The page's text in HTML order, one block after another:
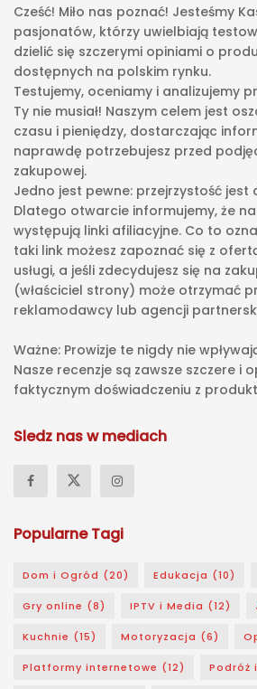
Cześć! Miło nas poznać! Jesteśmy
pasjonatów, którzy uwielbiają
dzielić się szczerymi opiniami o
dostępnych na polskim rynku.
Testujemy, oceniamy i analizujemy
Ty nie musiał! Naszym celem jest
czasu i pieniędzy, dostarczając
naprawdę potrzebujesz przed
zakupowej.
Jedno jest pewne: przejrzystość jest
Dlatego otwarcie informujemy, że
występują linki afiliacyjne. Co to
taki link możesz zapoznać się z
usługi, a jeśli zdecydujesz się na
(właściciel strony) może otrzymać
reklamodawcy lub agencji
Ważne: Prowizje te nigdy nie
Nasze recenzje są zawsze szczere i
faktycznym doświadczeniu z
Sledz nas w mediach
Popularne Tagi
Dom i Ogród (20) Edukacja (10)
Gry online (8) IPTV i Media (12)
Kuchnie (15) Motoryzacja (6)
Platformy internetowe (12) Podróż